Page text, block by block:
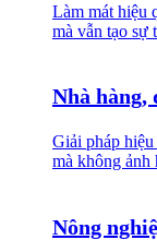
Làm mát hiệu
mà vẫn tạo sự
Nhà hàng,
Giải pháp
mà không ảnh
Nông